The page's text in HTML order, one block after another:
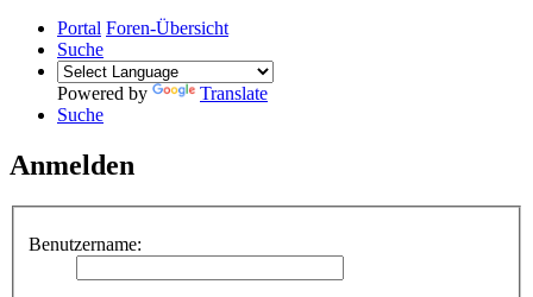
Portal Foren-Übersicht
Suche
Powered by
Translate
Suche
Anmelden
Benutzername: